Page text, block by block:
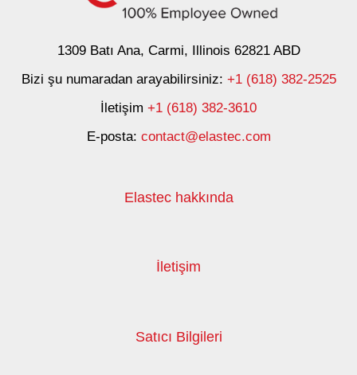
1309 Batı Ana, Carmi, Illinois 62821 ABD
Bizi şu numaradan arayabilirsiniz: +1 (618) 382-2525
İletişim +1 (618) 382-3610
E-posta: contact@elastec.com
Elastec hakkında
İletişim
Satıcı Bilgileri